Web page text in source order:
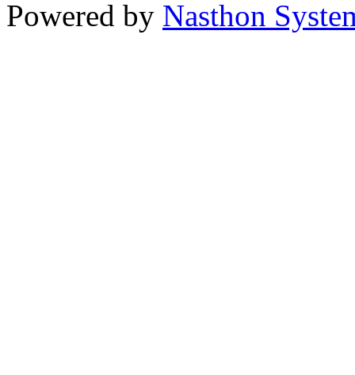
Powered by Nasthon